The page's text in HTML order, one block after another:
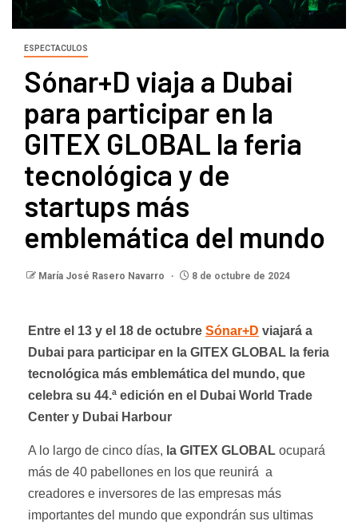
ESPECTACULOS
Sónar+D viaja a Dubai
para participar en la
GITEX GLOBAL la feria
tecnológica y de
startups más
emblemática del mundo
María José Rasero Navarro 8 de octubre de 2024
Entre el 13 y el 18 de octubre Sónar+D viajará a
Dubai para participar en la GITEX GLOBAL la feria
tecnológica más emblemática del mundo, que
celebra su 44.ª edición en el Dubai World Trade
Center y Dubai Harbour
A lo largo de cinco días, la GITEX GLOBAL ocupará
más de 40 pabellones en los que reunirá a
creadores e inversores de las empresas más
importantes del mundo que expondrán sus ultimas